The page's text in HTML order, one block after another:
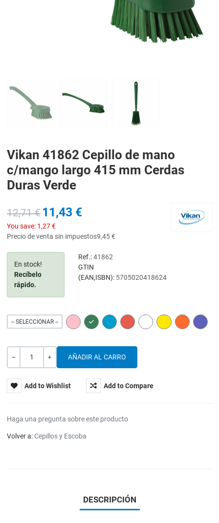
Vikan 41862 Cepillo de mano
c/mango largo 415 mm Cerdas
Duras Verde
12,71 € 11,43 €
You save: 1,27 €
Precio de venta sin impuestos9,45 €
En stock!
Recíbelo
rápido.
Ref.: 41862
GTIN
(EAN,ISBN): 5705020418624
-- SELECCIONAR -- PINK GREEN BLUE RED WHITE YELLOW ORANGE
Cantidad
Add to Wishlist Add to Compare
Haga una pregunta sobre este producto
Volver a:Cepillos y Escoba
DESCRIPCIÓN